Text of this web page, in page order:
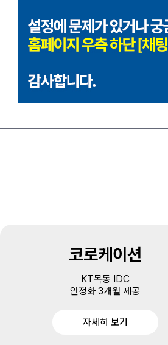
코로케이션
KT목동 IDC
안정화 3개월 제공
자세히 보기